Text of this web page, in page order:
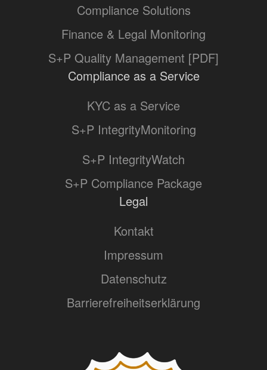
Compliance Solutions
Finance & Legal Monitoring
S+P Quality Management [PDF]
Compliance as a Service
KYC as a Service
S+P IntegrityMonitoring
S+P IntegrityWatch
S+P Compliance Package
Legal
Kontakt
Impressum
Datenschutz
Barrierefreiheitserklärung